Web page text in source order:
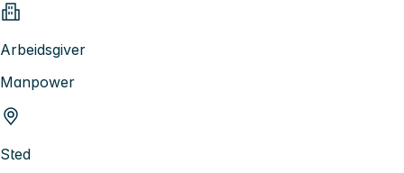
Arbeidsgiver
Manpower
Sted